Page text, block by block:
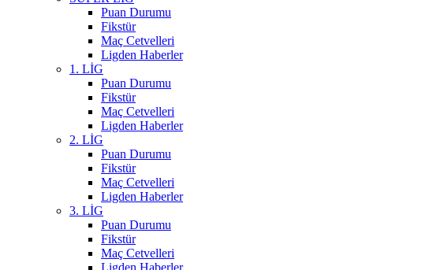
Puan Durumu
Fikstür
Maç Cetvelleri
Ligden Haberler
1. LİG
Puan Durumu
Fikstür
Maç Cetvelleri
Ligden Haberler
2. LİG
Puan Durumu
Fikstür
Maç Cetvelleri
Ligden Haberler
3. LİG
Puan Durumu
Fikstür
Maç Cetvelleri
Ligden Haberler